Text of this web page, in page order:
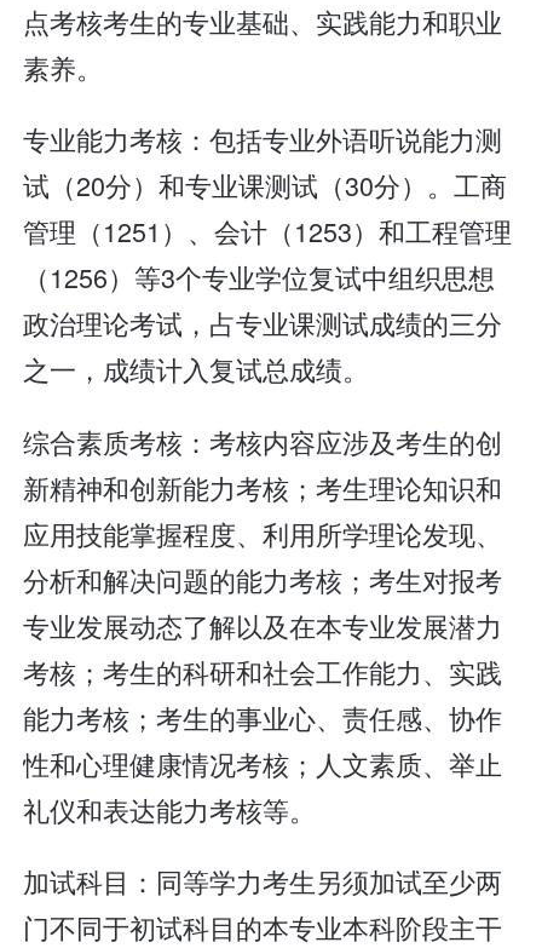
点考核考生的专业基础、实践能力和职业
素养。
专业能力考核：包括专业外语听说能力测
试（20分）和专业课测试（30分）。工商
管理（1251）、会计（1253）和工程管理
（1256）等3个专业学位复试中组织思想
政治理论考试，占专业课测试成绩的三分
之一，成绩计入复试总成绩。
综合素质考核：考核内容应涉及考生的创
新精神和创新能力考核；考生理论知识和
应用技能掌握程度、利用所学理论发现、
分析和解决问题的能力考核；考生对报考
专业发展动态了解以及在本专业发展潜力
考核；考生的科研和社会工作能力、实践
能力考核；考生的事业心、责任感、协作
性和心理健康情况考核；人文素质、举止
礼仪和表达能力考核等。
加试科目：同等学力考生另须加试至少两
门不同于初试科目的本专业本科阶段主干